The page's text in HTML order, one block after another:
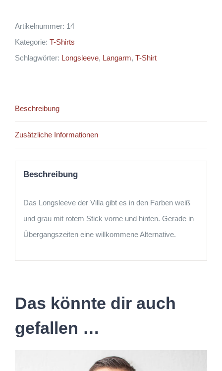
Artikelnummer: 14
Kategorie: T-Shirts
Schlagwörter: Longsleeve, Langarm, T-Shirt
Beschreibung
Zusätzliche Informationen
Beschreibung
Das Longsleeve der Villa gibt es in den Farben weiß
und grau mit rotem Stick vorne und hinten. Gerade in
Übergangszeiten eine willkommene Alternative.
Das könnte dir auch
gefallen …